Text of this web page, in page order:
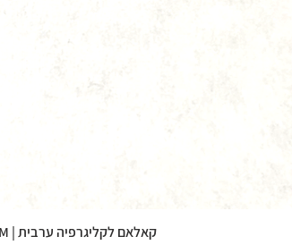
קאלאם לקליגרפיה ערבית | HANDAM QALAM רוחב 5 מ"מ